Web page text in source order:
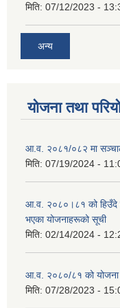
मिति: 07/12/2023 -
अन्य
योजना तथा
आ.व. २०८१/०८२ मा
मिति: 07/19/2024 -
आ.व. २०८०।८१ को हिउँदे
भएका योजनाहरूको सूची
मिति: 02/14/2024 -
आ.व. २०८०/८१ को योजना
मिति: 07/28/2023 -